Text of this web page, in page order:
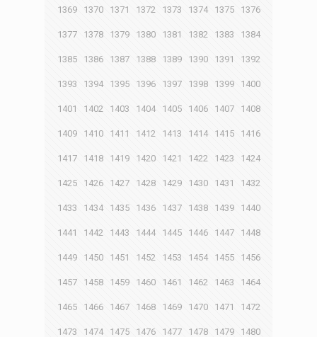
1369 1370 1371 1372 1373 1374 1375 1376
1377 1378 1379 1380 1381 1382 1383 1384
1385 1386 1387 1388 1389 1390 1391 1392
1393 1394 1395 1396 1397 1398 1399 1400
1401 1402 1403 1404 1405 1406 1407 1408
1409 1410 1411 1412 1413 1414 1415 1416
1417 1418 1419 1420 1421 1422 1423 1424
1425 1426 1427 1428 1429 1430 1431 1432
1433 1434 1435 1436 1437 1438 1439 1440
1441 1442 1443 1444 1445 1446 1447 1448
1449 1450 1451 1452 1453 1454 1455 1456
1457 1458 1459 1460 1461 1462 1463 1464
1465 1466 1467 1468 1469 1470 1471 1472
1473 1474 1475 1476 1477 1478 1479 1480